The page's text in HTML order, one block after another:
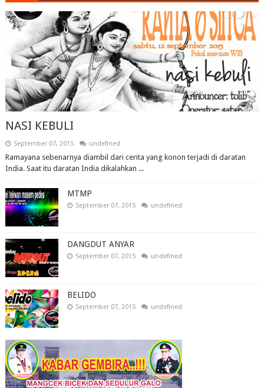
NASI KEBULI
September 07, 2015 undefined
Ramayana sebenarnya diambil dari cerita yang konon terjadi di daratan
India. Saat itu daratan India dikalahkan ...
MTMP
September 07, 2015 undefined
DANGDUT ANYAR
September 07, 2015 undefined
BELIDO
September 07, 2015 undefined